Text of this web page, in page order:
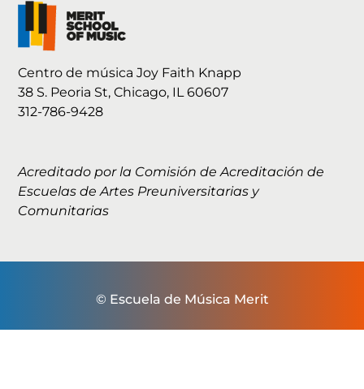
Centro de música Joy Faith Knapp
38 S. Peoria St, Chicago, IL 60607
312-786-9428
Acreditado por la Comisión de Acreditación de
Escuelas de Artes Preuniversitarias y
Comunitarias
© Escuela de Música Merit